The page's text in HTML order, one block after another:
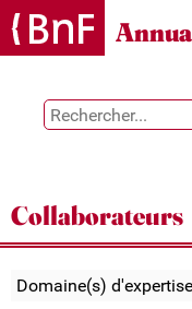
Gestion des cookies
Collaborateurs
Domaine(s) d'expertise